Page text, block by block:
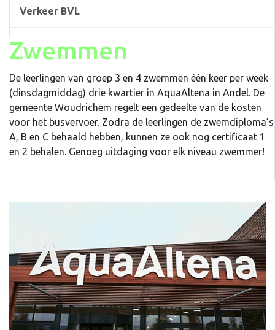
Verkeer BVL
Zwemmen
De leerlingen van groep 3 en 4 zwemmen één keer per week
(dinsdagmiddag) drie kwartier in AquaAltena in Andel. De
gemeente Woudrichem regelt een gedeelte van de kosten
voor het busvervoer. Zodra de leerlingen de zwemdiploma’s
A, B en C behaald hebben, kunnen ze ook nog certificaat 1
en 2 behalen. Genoeg uitdaging voor elk niveau zwemmer!